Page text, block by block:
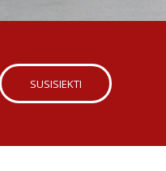
SUSISIEKTI